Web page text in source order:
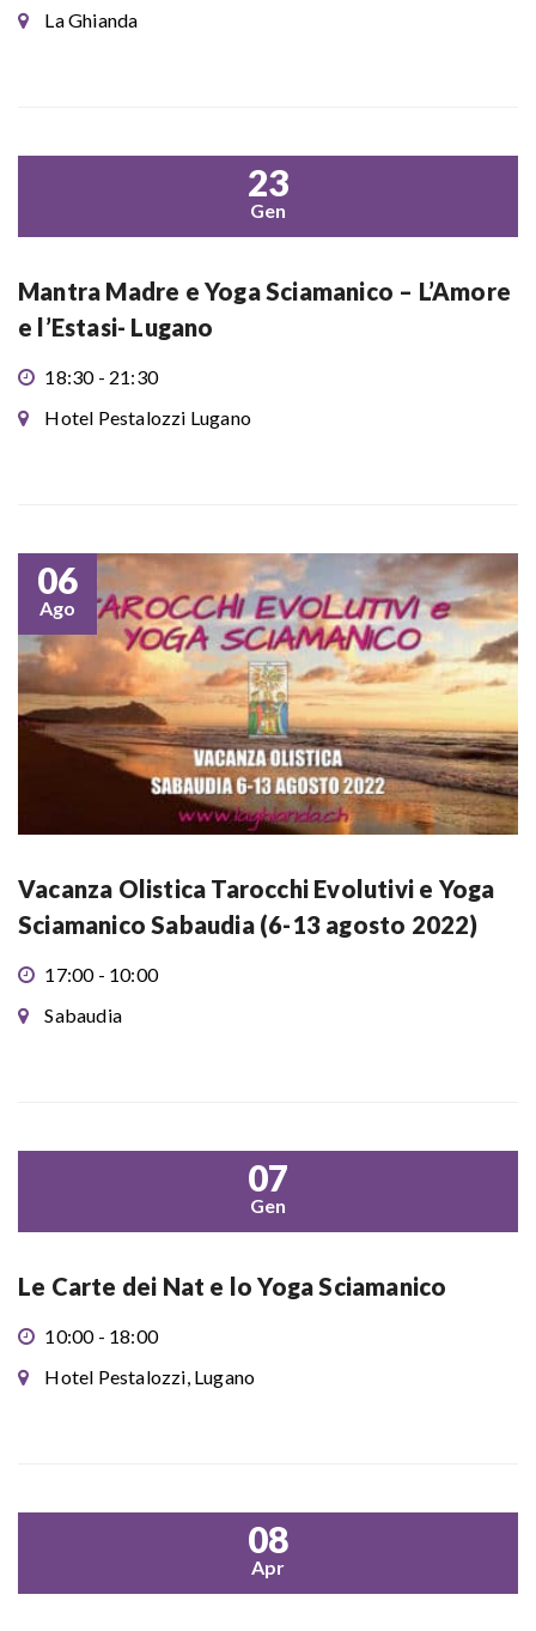
La Ghianda
23
Gen
Mantra Madre e Yoga Sciamanico – L’Amore
e l’Estasi- Lugano
18:30 - 21:30
Hotel Pestalozzi Lugano
06
Ago
Vacanza Olistica Tarocchi Evolutivi e Yoga
Sciamanico Sabaudia (6-13 agosto 2022)
17:00 - 10:00
Sabaudia
07
Gen
Le Carte dei Nat e lo Yoga Sciamanico
10:00 - 18:00
Hotel Pestalozzi, Lugano
08
Apr